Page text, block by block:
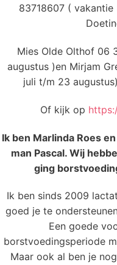
83718607 (
Mies Olde Olthof 06
augustus )en Mirjam
juli t/m 23
Of kijk op
Ik ben Marlinda Roes
man Pascal. Wij
ging
Ik ben sinds 2009
goed je te
Een goede
borstvoedingsperiode
Maar ook al ben je